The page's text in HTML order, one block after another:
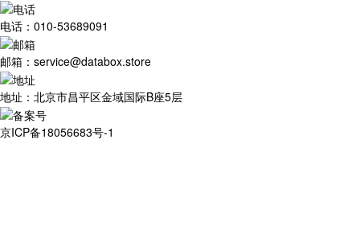
电话：010-53689091
邮箱：service@databox.store
地址：北京市昌平区金域国际B座5层
京ICP备18056683号-1